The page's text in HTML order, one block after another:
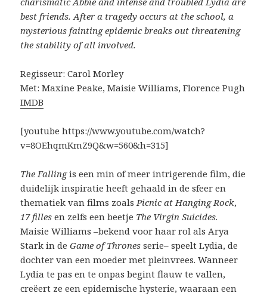
best friends. After a tragedy occurs at the school, a
mysterious fainting epidemic breaks out threatening
the stability of all involved.
Regisseur: Carol Morley
Met: Maxine Peake, Maisie Williams, Florence Pugh
IMDB
[youtube https://www.youtube.com/watch?
v=8OEhqmKmZ9Q&w=560&h=315]
The Fallingis een min of meer intrigerende film, die
duidelijk inspiratie heeft gehaald in de sfeer en
thematiek van films zoalsPicnic at Hanging Rock,
17 filles en zelfs een beetje The Virgin Suicides.
Maisie Williams –bekend voor haar rol als Arya
Stark in deGame of Thrones serie– speelt Lydia, de
dochter van een moeder met pleinvrees. Wanneer
Lydia te pas en te onpas begint flauw te vallen,
creëert ze een epidemische hysterie, waaraan een